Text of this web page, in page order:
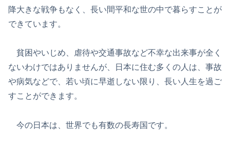
降大きな戦争もなく、長い間平和な世の中で暮らすことが
できています。
貧困やいじめ、虐待や交通事故など不幸な出来事が全く
ないわけではありませんが、日本に住む多くの人は、事故
や病気などで、若い頃に早逝しない限り、長い人生を過ご
すことができます。
今の日本は、世界でも有数の長寿国です。